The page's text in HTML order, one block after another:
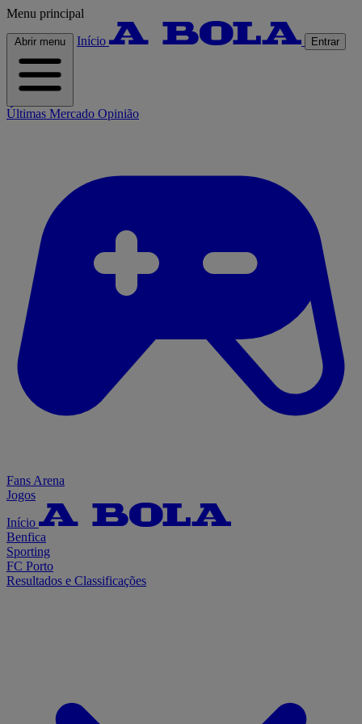
Menu principal
Abrir menu Início Entrar
Últimas Mercado Opinião
Fans Arena
Jogos
Início
Benfica
Sporting
FC Porto
Resultados e Classificações